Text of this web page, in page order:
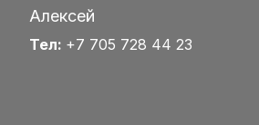
Алексей
Тел: +7 705 728 44 23